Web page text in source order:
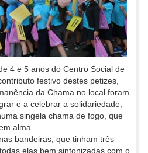
4 e 5 anos do Centro Social de
festivo destes petizes,
da Chama no local foram
e a celebrar a solidariedade,
singela chama de fogo, que
alma.
bandeiras, que tinham três
elas bem sintonizadas com o